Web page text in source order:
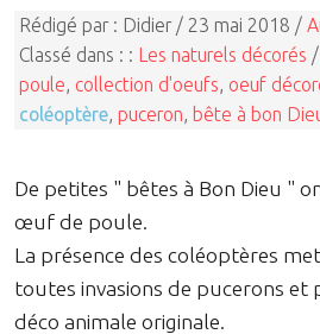
Rédigé par : Didier / 23 mai 2018 /
Classé dans : : Les naturels décorés
poule, collection d'oeufs, oeuf
coléoptère, puceron, bête à bon
De petites " bêtes à Bon Dieu "
œuf de poule.
La présence des coléoptères
toutes invasions de pucerons
déco animale originale.